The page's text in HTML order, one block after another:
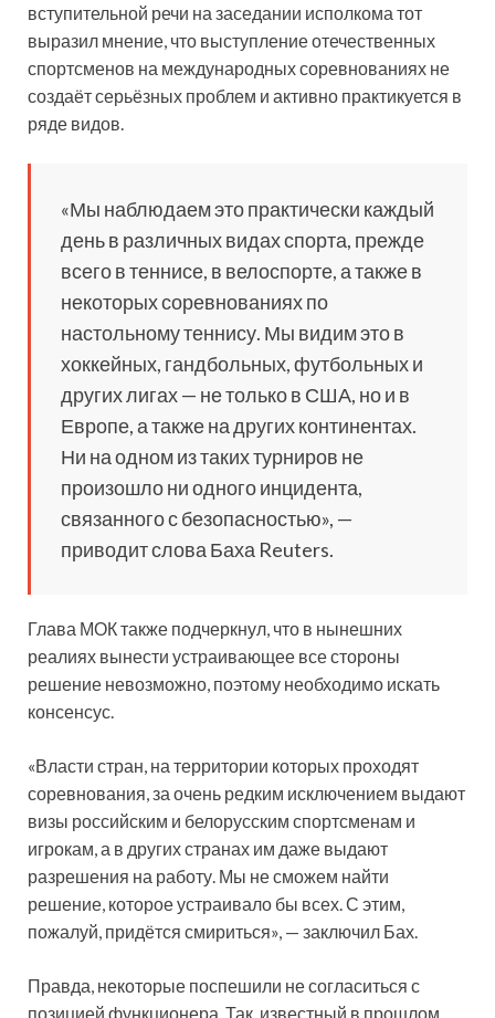
вступительной речи на заседании исполкома тот
выразил мнение, что выступление отечественных
спортсменов на международных соревнованиях не
создаёт серьёзных проблем и активно практикуется в
ряде видов.
«Мы наблюдаем это практически каждый
день в различных видах спорта, прежде
всего в теннисе, в велоспорте, а также в
некоторых соревнованиях по
настольному теннису. Мы видим это в
хоккейных, гандбольных, футбольных и
других лигах — не только в США, но и в
Европе, а также на других континентах.
Ни на одном из таких турниров не
произошло ни одного инцидента,
связанного с безопасностью», —
приводит слова Баха Reuters.
Глава МОК также подчеркнул, что в нынешних
реалиях вынести устраивающее все стороны
решение невозможно, поэтому необходимо искать
консенсус.
«Власти стран, на территории которых проходят
соревнования, за очень редким исключением выдают
визы российским и белорусским спортсменам и
игрокам, а в других странах им даже выдают
разрешения на работу. Мы не сможем найти
решение, которое устраивало бы всех. С этим,
пожалуй, придётся смириться», — заключил Бах.
Правда, некоторые поспешили не согласиться с
позицией функционера. Так, известный в прошлом